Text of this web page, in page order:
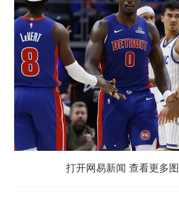
打开网易新闻 查看更多